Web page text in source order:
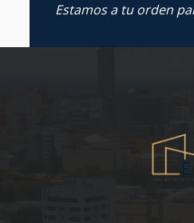
Estamos a tu orden